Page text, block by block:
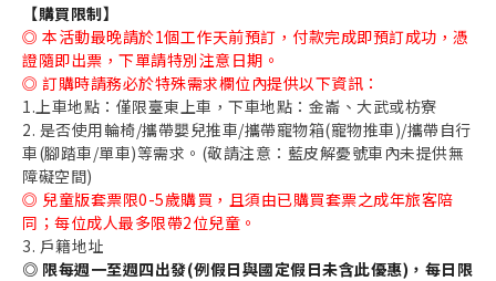
【購買限制】
◎ 本活動最晚請於1個工作天前預訂，付款完成即預訂成功，憑
證隨即出票，下單請特別注意日期。
◎ 訂購時請務必於特殊需求欄位內提供以下資訊：
1.上車地點：僅限臺東上車，下車地點：金崙、大武或枋寮
2. 是否使用輪椅/攜帶嬰兒推車/攜帶寵物箱(寵物推車)/攜帶自行
車(腳踏車/單車)等需求。(敬請注意：藍皮解憂號車內未提供無
障礙空間)
◎ 兒童版套票限0-5歲購買，且須由已購買套票之成年旅客陪
同；每位成人最多限帶2位兒童。
3. 戶籍地址
◎ 限每週一至週四出發(例假日與國定假日未含此優惠)，每日限